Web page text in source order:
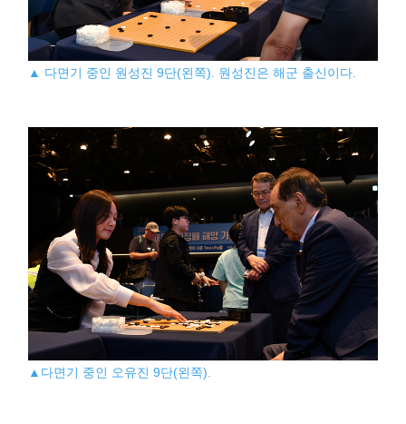
▲ 다면기 중인 원성진 9단(왼쪽). 원성진은 해군 출신이다.
▲다면기 중인 오유진 9단(왼쪽).